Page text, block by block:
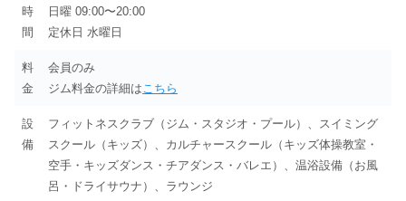
時
間
日曜 09:00〜20:00
定休日 水曜日
料
金
会員のみ
ジム料金の詳細は こちら
設
備
フィットネスクラブ（ジム・スタジオ・プール）、スイミング
スクール（キッズ）、カルチャースクール（キッズ体操教室・
空手・キッズダンス・チアダンス・バレエ）、温浴設備（お風
呂・ドライサウナ）、ラウンジ